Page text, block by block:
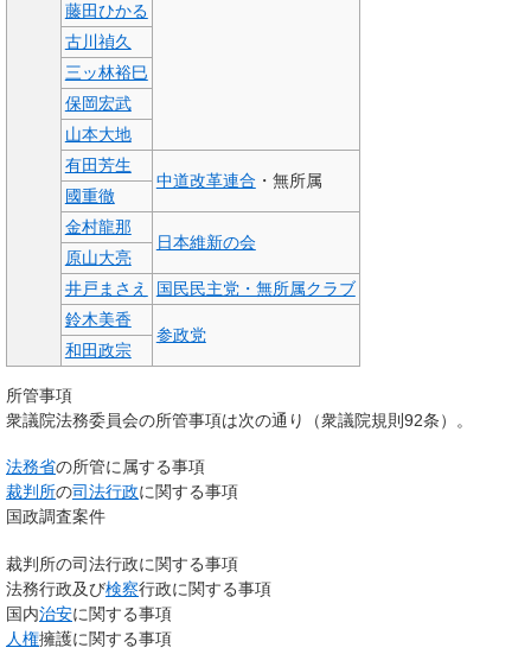
藤田ひかる
古川禎久
三ッ林裕巳
保岡宏武
山本大地
有田芳生
中道改革連合 ・無所属
國重徹
金村龍那
日本維新の会
原山大亮
井戸まさえ
国民民主党・無所属クラブ
鈴木美香
参政党
和田政宗
所管事項
衆議院法務委員会の所管事項は次の通り（衆議院規則92条）。
法務省の所管に属する事項
裁判所の司法行政に関する事項
国政調査案件
裁判所の司法行政に関する事項
法務行政及び検察行政に関する事項
国内治安に関する事項
人権擁護に関する事項